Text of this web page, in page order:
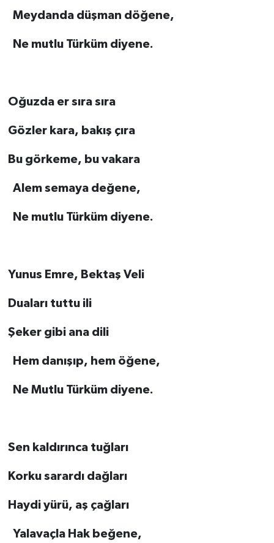
Meydanda düşman döğene,
Ne mutlu Türküm diyene.
Oğuzda er sıra sıra
Gözler kara, bakış çıra
Bu görkeme, bu vakara
Alem semaya değene,
Ne mutlu Türküm diyene.
Yunus Emre, Bektaş Veli
Duaları tuttu ili
Şeker gibi ana dili
Hem danışıp, hem öğene,
Ne Mutlu Türküm diyene.
Sen kaldırınca tuğları
Korku sarardı dağları
Haydi yürü, aş çağları
Yalavaçla Hak beğene,